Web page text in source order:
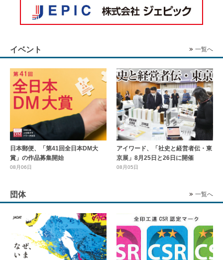
イベント 一覧へ
日本郵便、「第41回全日本DM大
賞」の作品募集開始
08月06日
アイワード、「社史と経営者伝・東
京展」8月25日と26日に開催
08月05日
団体 一覧へ